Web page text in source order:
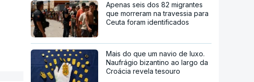
Apenas seis dos 82 migrantes
que morreram na travessia para
Ceuta foram identificados
Mais do que um navio de luxo.
Naufrágio bizantino ao largo da
Croácia revela tesouro